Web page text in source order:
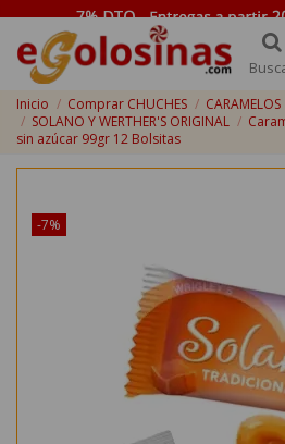
Inicio Comprar CHUCHES CARAMELOS
SOLANO Y WERTHER'S ORIGINAL
sin azúcar 99gr 12 Bolsitas
-7%